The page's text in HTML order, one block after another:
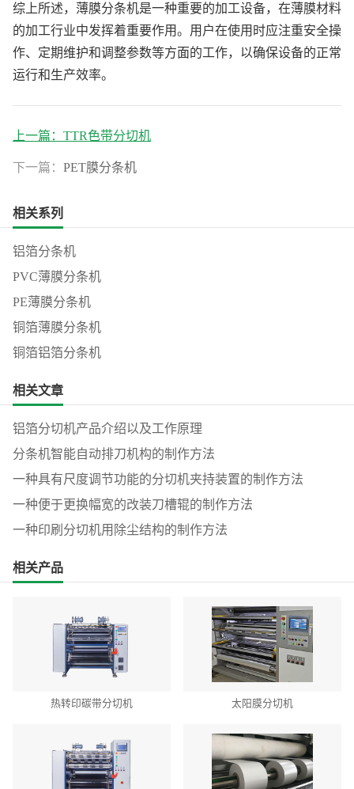
综上所述，薄膜分条机是一种重要的加工设备，在薄膜材料
的加工行业中发挥着重要作用。用户在使用时应注重安全操
作、定期维护和调整参数等方面的工作，以确保设备的正常
运行和生产效率。
上一篇： TTR色带分切机
下一篇： PET膜分条机
相关系列
铝箔分条机
PVC薄膜分条机
PE薄膜分条机
铜箔薄膜分条机
铜箔铝箔分条机
相关文章
铝箔分切机产品介绍以及工作原理
分条机智能自动排刀机构的制作方法
一种具有尺度调节功能的分切机夹持装置的制作方法
一种便于更换幅宽的改装刀槽辊的制作方法
一种印刷分切机用除尘结构的制作方法
相关产品
热转印碳带分切机 太阳膜分切机